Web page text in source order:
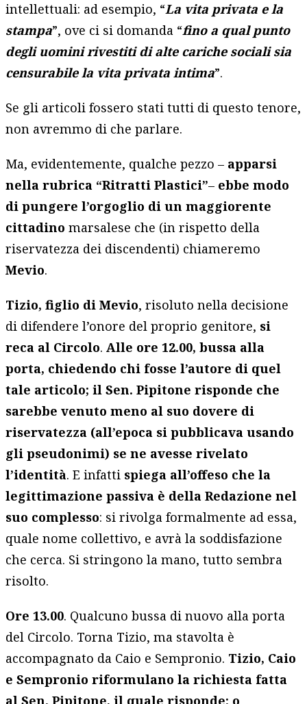
intellettuali: ad esempio, “La vita privata e la
stampa”, ove ci si domanda “fino a qual punto
degli uomini rivestiti di alte cariche sociali sia
censurabile la vita privata intima”.
Se gli articoli fossero stati tutti di questo tenore,
non avremmo di che parlare.
Ma, evidentemente, qualche pezzo – apparsi
nella rubrica “Ritratti Plastici”– ebbe modo
di pungere l’orgoglio di un maggiorente
cittadino marsalese che (in rispetto della
riservatezza dei discendenti) chiameremo
Mevio.
Tizio, figlio di Mevio, risoluto nella decisione
di difendere l’onore del proprio genitore, si
reca al Circolo.Alle ore 12.00, bussa alla
porta, chiedendo chi fosse l’autore di quel
tale articolo; il Sen. Pipitone risponde che
sarebbe venuto meno al suo dovere di
riservatezza (all’epoca si pubblicava usando
gli pseudonimi) se ne avesse rivelato
l’identità. E infatti spiega all’offeso che la
legittimazione passiva è della Redazione nel
suo complesso: si rivolga formalmente ad essa,
quale nome collettivo, e avrà la soddisfazione
che cerca. Si stringono la mano, tutto sembra
risolto.
Ore 13.00. Qualcuno bussa di nuovo alla porta
del Circolo. Torna Tizio, ma stavolta è
accompagnato da Caio e Sempronio. Tizio, Caio
e Sempronio riformulano la richiesta fatta
al Sen. Pipitone, il quale risponde: o